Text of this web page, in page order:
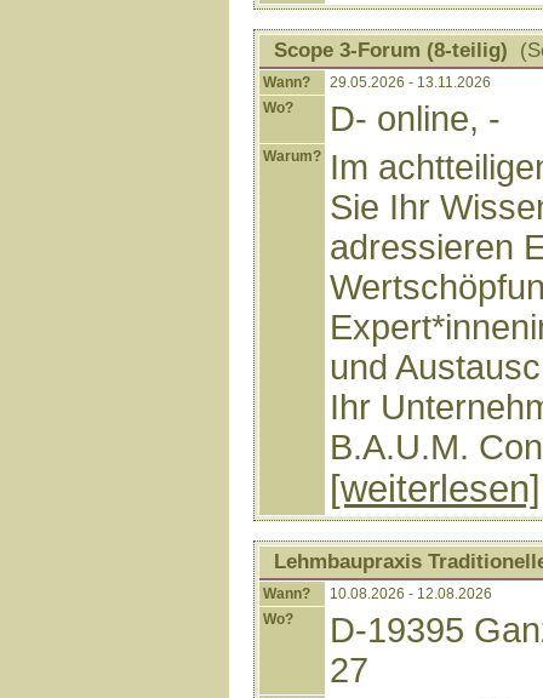
Scope 3-Forum (8-teilig)
Wann?
29.05.2026 - 13.11.2026
Wo?
D- online, -
Warum?
Im
Sie Ihr
adressieren
und
Ihr
B.A.U.M.
[weiterlesen]
Lehmbaupraxis
Wann?
10.08.2026 - 12.08.2026
Wo?
D-19395
27